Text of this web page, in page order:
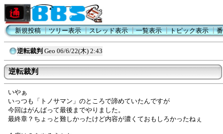
新規投稿┃ツリー表示┃スレッド表示┃一覧表示┃トピック表示┃
逆転裁判 Geo 06/6/22(木) 2:43
逆転裁判
いやぁ
いっつも「トノサマン」のところで諦めていたんですが
今回はがんばって最後までやりました。
最終章？ちょっと難しかったけど内容が濃くておもしろかったねぇ